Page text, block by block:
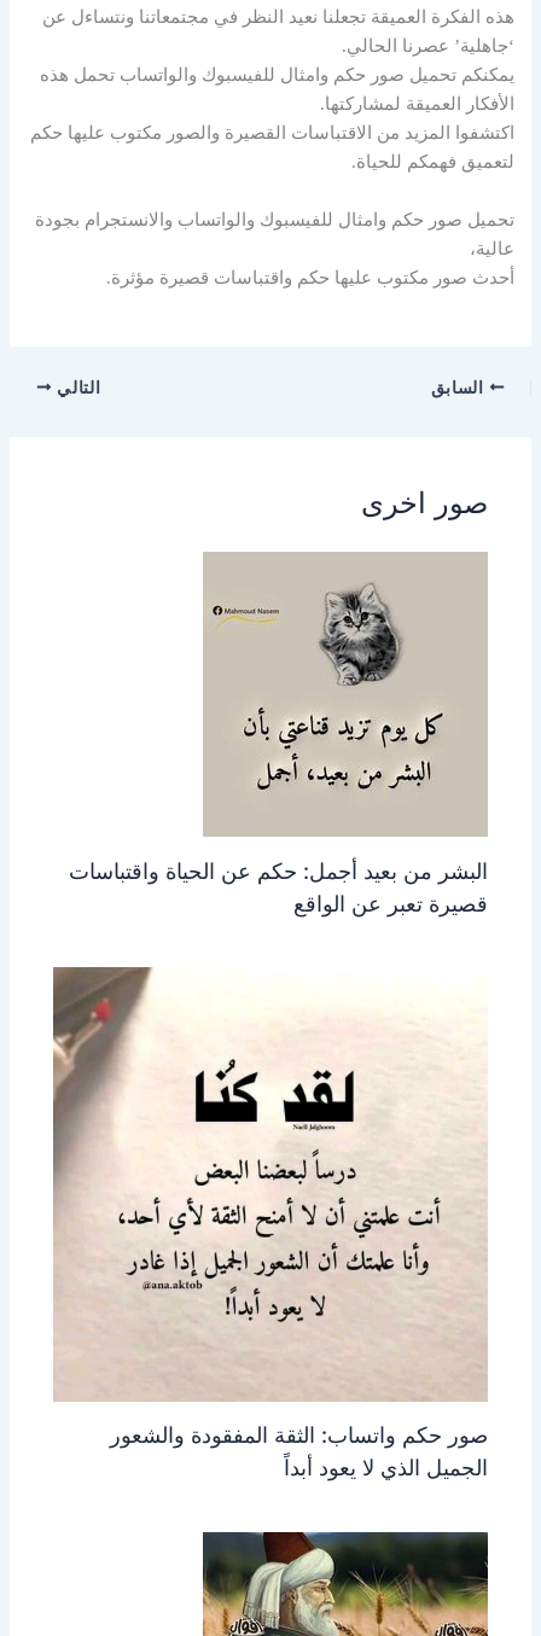
هذه الفكرة العميقة تجعلنا نعيد النظر في مجتمعاتنا ونتساءل عن
‘جاهلية’ عصرنا الحالي.
يمكنكم تحميل صور حكم وامثال للفيسبوك والواتساب تحمل هذه
الأفكار العميقة لمشاركتها.
اكتشفوا المزيد من الاقتباسات القصيرة والصور مكتوب عليها حكم
لتعميق فهمكم للحياة.
تحميل صور حكم وامثال للفيسبوك والواتساب والانستجرام بجودة
عالية،
أحدث صور مكتوب عليها حكم واقتباسات قصيرة مؤثرة.
السابق التالي
صور اخرى
البشر من بعيد أجمل: حكم عن الحياة واقتباسات
قصيرة تعبر عن الواقع
صور حكم واتساب: الثقة المفقودة والشعور
الجميل الذي لا يعود أبداً